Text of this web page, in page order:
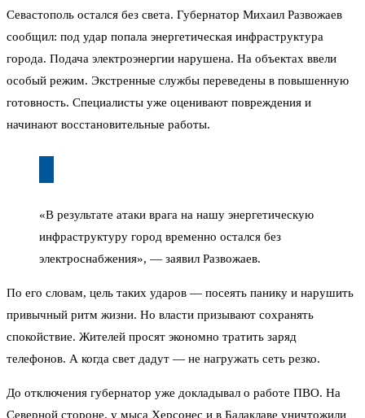
Севастополь остался без света. Губернатор Михаил Развожаев
сообщил: под удар попала энергетическая инфраструктура
города. Подача электроэнергии нарушена. На объектах ввели
особый режим. Экстренные службы переведены в повышенную
готовность. Специалисты уже оценивают повреждения и
начинают восстановительные работы.
«В результате атаки врага на нашу энергетическую
инфраструктуру город временно остался без
электроснабжения», — заявил Развожаев.
По его словам, цель таких ударов — посеять панику и нарушить
привычный ритм жизни. Но власти призывают сохранять
спокойствие. Жителей просят экономно тратить заряд
телефонов. А когда свет дадут — не нагружать сеть резко.
До отключения губернатор уже докладывал о работе ПВО. На
Северной стороне, у мыса Херсонес и в Балаклаве уничтожили